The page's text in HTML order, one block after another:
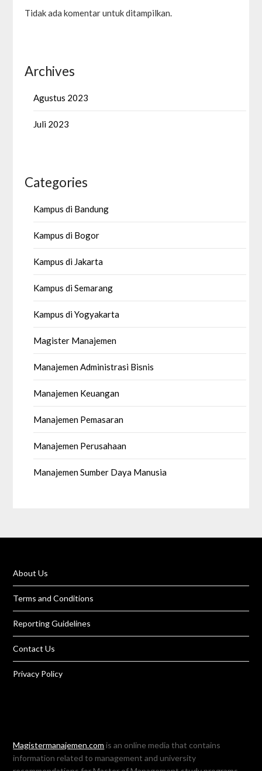
Tidak ada komentar untuk ditampilkan.
Archives
Agustus 2023
Juli 2023
Categories
Kampus di Bandung
Kampus di Bogor
Kampus di Jakarta
Kampus di Semarang
Kampus di Yogyakarta
Magister Manajemen
Manajemen Administrasi Bisnis
Manajemen Keuangan
Manajemen Pemasaran
Manajemen Perusahaan
Manajemen Sumber Daya Manusia
About Us
Terms and Conditions
Reporting Guidelines
Contact Us
Privacy Policy
Magistermanajemen.com is an online media that contains
information related to management and university